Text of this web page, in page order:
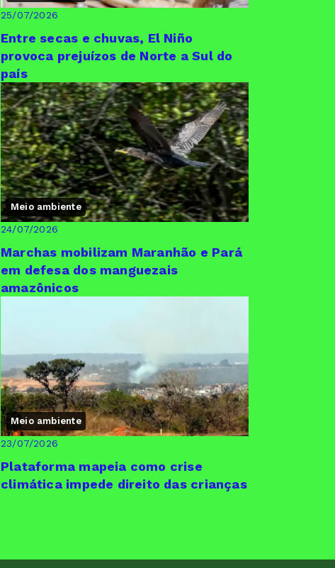
25/07/2026
Entre secas e chuvas, El Niño
provoca prejuízos de Norte a Sul do
país
Meio ambiente
24/07/2026
Marchas mobilizam Maranhão e Pará
em defesa dos manguezais
amazônicos
Meio ambiente
23/07/2026
Plataforma mapeia como crise
climática impede direito das crianças